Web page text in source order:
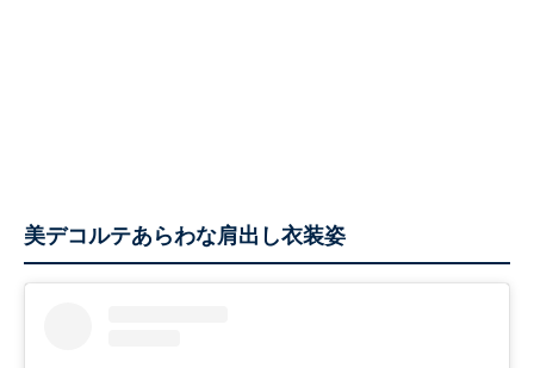
美デコルテあらわな肩出し衣装姿